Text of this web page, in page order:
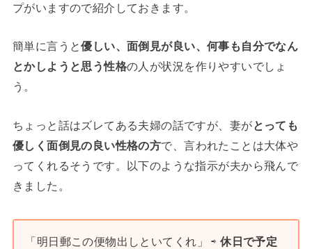
プがいますので紹介しておきます。
簡単に言うと優しい、面倒見が良い、何事も自分でなん
とかしようと思う性格の人が状況を作りやすいでしょ
う。
ちょっと話はズレてある夫婦の話ですが、妻がとっても
優しく面倒見の良い性格の方で、言われたことは大体や
ってくれるそうです。以下のような指示が夫から飛んで
きました。
「明日郵この便物出しといてくれ」 ⇨休日で予定